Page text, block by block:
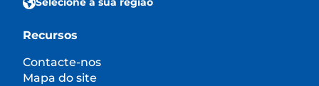
Recursos
Contacte-nos
Mapa do site